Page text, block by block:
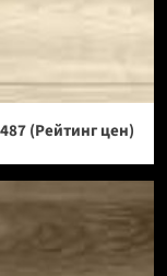
(Рейтинг цен)